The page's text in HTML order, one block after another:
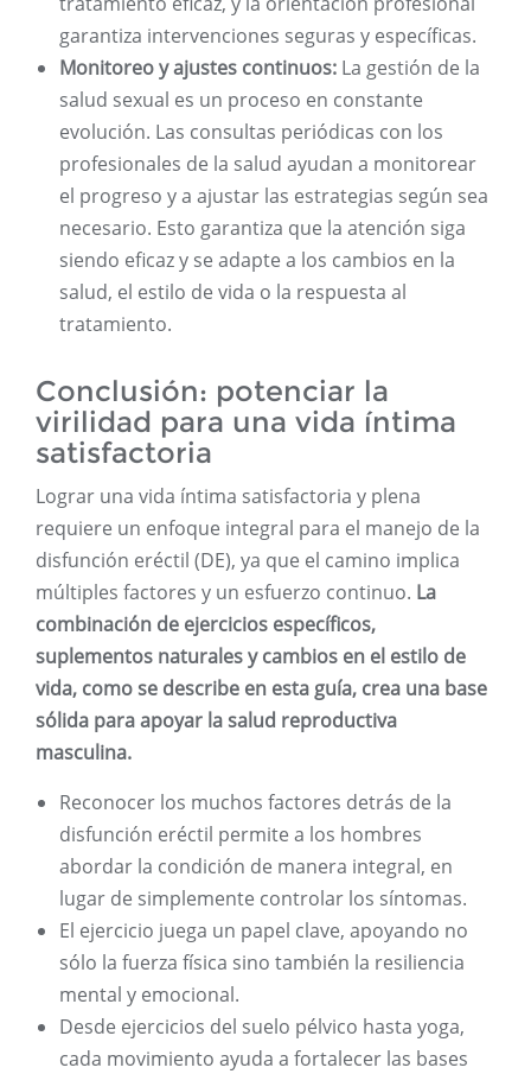
garantiza intervenciones seguras y específicas.
Monitoreo y ajustes continuos: La gestión de la
salud sexual es un proceso en constante
evolución. Las consultas periódicas con los
profesionales de la salud ayudan a monitorear
el progreso y a ajustar las estrategias según sea
necesario. Esto garantiza que la atención siga
siendo eficaz y se adapte a los cambios en la
salud, el estilo de vida o la respuesta al
tratamiento.
Conclusión: potenciar la
virilidad para una vida íntima
satisfactoria
Lograr una vida íntima satisfactoria y plena
requiere un enfoque integral para el manejo de la
disfunción eréctil (DE), ya que el camino implica
múltiples factores y un esfuerzo continuo. La
combinación de ejercicios específicos,
suplementos naturales y cambios en el estilo de
vida, como se describe en esta guía, crea una base
sólida para apoyar la salud reproductiva
masculina.
Reconocer los muchos factores detrás de la
disfunción eréctil permite a los hombres
abordar la condición de manera integral, en
lugar de simplemente controlar los síntomas.
El ejercicio juega un papel clave, apoyando no
sólo la fuerza física sino también la resiliencia
mental y emocional.
Desde ejercicios del suelo pélvico hasta yoga,
cada movimiento ayuda a fortalecer las bases